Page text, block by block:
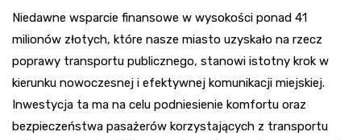
Niedawne wsparcie finansowe w wysokości ponad 41
milionów złotych, które nasze miasto uzyskało na rzecz
poprawy transportu publicznego, stanowi istotny krok w
kierunku nowoczesnej i efektywnej komunikacji miejskiej.
Inwestycja ta ma na celu podniesienie komfortu oraz
bezpieczeństwa pasażerów korzystających z transportu